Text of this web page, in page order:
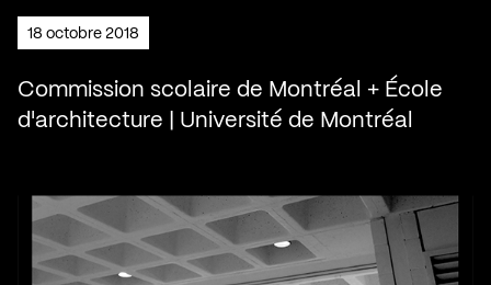
18 octobre 2018
Commission scolaire de Montréal + École
d'architecture | Université de Montréal